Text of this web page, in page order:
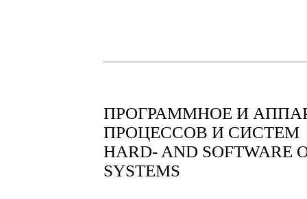
ПРОГРАММНОЕ И
ПРОЦЕССОВ И СИСТЕМ
HARD- AND SOFTWARE
SYSTEMS